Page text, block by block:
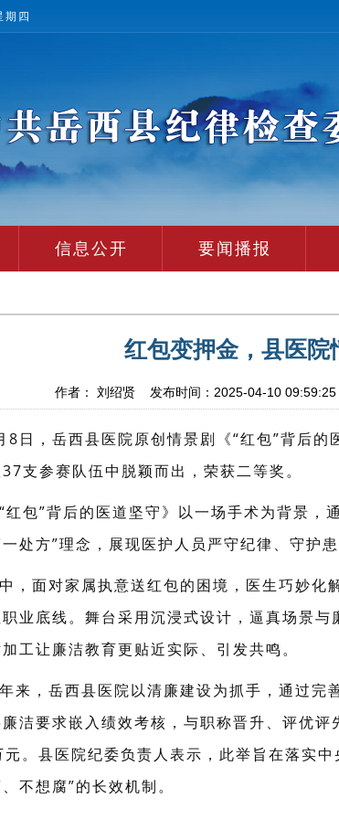
四
信息公开 要闻播报
红包变押金，县医院
作者： 刘绍贤 发布时间：2025-04-10
8日，岳西县医院原创情景剧《“红包”背后的
支参赛队伍中脱颖而出，荣获二等奖。
“红包”背后的医道坚守》以一场手术为背景
处方”理念，展现医护人员严守纪律、守护患
，面对家属执意送红包的困境，医生巧妙化
业底线。舞台采用沉浸式设计，逼真场景
工让廉洁教育更贴近实际、引发共鸣。
来，岳西县医院以清廉建设为抓手，通过
洁要求嵌入绩效考核，与职称晋升、评优
。县医院纪委负责人表示，此举旨在落实中
不想腐”的长效机制。